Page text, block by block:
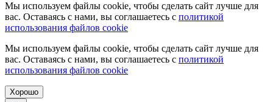
Мы используем файлы cookie, чтобы сделать сайт лучше для
вас. Оставаясь с нами, вы соглашаетесь с политикой
использования файлов cookie
Мы используем файлы cookie, чтобы сделать сайт лучше для
вас. Оставаясь с нами, вы соглашаетесь с политикой
использования файлов cookie
Хорошо